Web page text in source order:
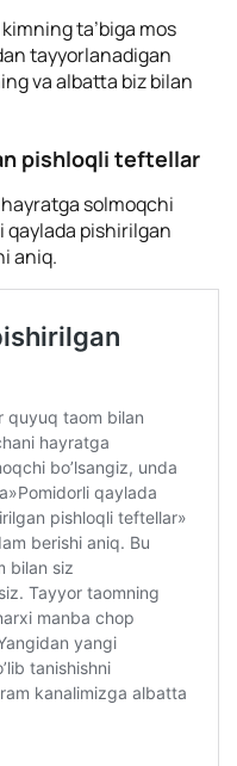
ta’biga mos
tayyorlanadigan
va albatta biz bilan
pishloqli teftellar
solmoqchi
qaylada pishirilgan
aniq.